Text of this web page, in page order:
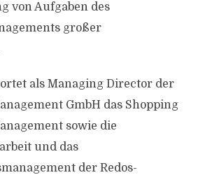
von Aufgaben des
großer
als Managing Director der
GmbH das Shopping
sowie die
und das
der Redos-